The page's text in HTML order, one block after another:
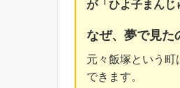
が「ひよ子まんじ
なぜ、夢で見た
元々飯塚という町
できます。